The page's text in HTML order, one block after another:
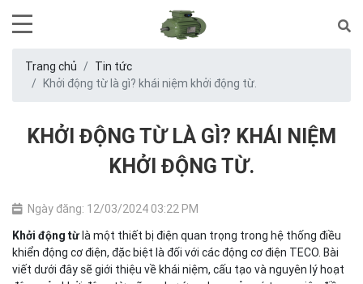
Trang chủ
Tin tức
Khởi động từ là gì? khái niệm khởi động từ.
KHỞI ĐỘNG TỪ LÀ GÌ? KHÁI NIỆM
KHỞI ĐỘNG TỪ.
Ngày đăng: 12/03/2024 03:22 PM
Khởi động từlà một thiết bị điện quan trọng trong hệ thống điều
khiển động cơ điện, đặc biệt là đối với các động cơ điện TECO. Bài
viết dưới đây sẽ giới thiệu về khái niệm, cấu tạo và nguyên lý hoạt